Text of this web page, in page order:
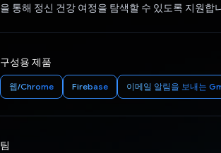
을 통해 정신 건강 여정을 탐색할 수 있도록 지원합
구성용 제품
웹/Chrome Firebase 이메일 알림을 보내는
팀